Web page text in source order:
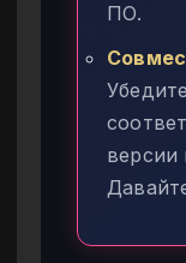
ПО.
версии